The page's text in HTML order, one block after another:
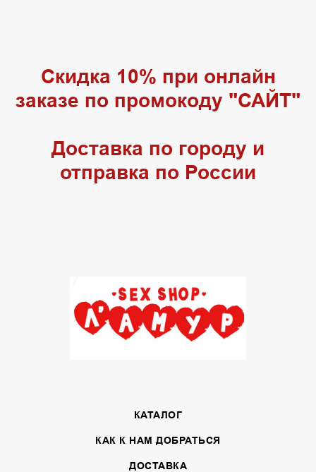
Скидка 10% при онлайн
заказе по промокоду "САЙТ"
Доставка по городу и
отправка по России
КАТАЛОГ
КАК К НАМ ДОБРАТЬСЯ
ДОСТАВКА